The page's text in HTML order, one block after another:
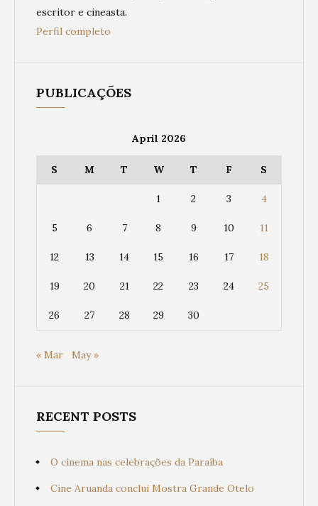
escritor e cineasta.
Perfil completo
PUBLICAÇÕES
April 2026
S M T W T F S
1 2 3 4
5 6 7 8 9 10 11
12 13 14 15 16 17 18
19 20 21 22 23 24 25
26 27 28 29 30
« Mar May »
RECENT POSTS
O cinema nas celebrações da Paraíba
Cine Aruanda conclui Mostra Grande Otelo